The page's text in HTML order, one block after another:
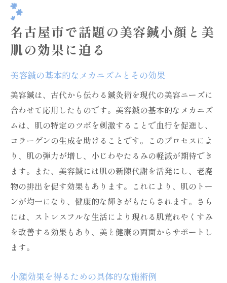
美容鍼で叶える名古屋市の小顔術その効果と魅
力
名古屋市で得られる小顔効果の実例
美容鍼と他の小顔術との比較
効果を最大限にするための自宅ケア
名古屋で人気の美容鍼アーティストの紹介
肌トラブルにさよなら名古屋市での美容鍼の実
力
美容鍼で改善できる肌トラブルの種類
名古屋市の美容鍼で期待できる効果
実際の施術で得られた効果の体験談
美容鍼のリスクと安全性について
名古屋市で話題の美容鍼小顔と美
肌の効果に迫る
美容鍼の基本的なメカニズムとその効果
美容鍼は、古代から伝わる鍼灸術を現代の美容ニーズに
合わせて応用したものです。美容鍼の基本的なメカニズ
ムは、肌の特定のツボを刺激することで血行を促進し、
コラーゲンの生成を助けることです。このプロセスによ
り、肌の弾力が増し、小じわやたるみの軽減が期待でき
ます。また、美容鍼には肌の新陳代謝を活発にし、老廃
物の排出を促す効果もあります。これにより、肌のトー
ンが均一になり、健康的な輝きがもたらされます。さら
には、ストレスフルな生活により現れる肌荒れやくすみ
を改善する効果もあり、美と健康の両面からサポートし
ます。
小顔効果を得るための具体的な施術例